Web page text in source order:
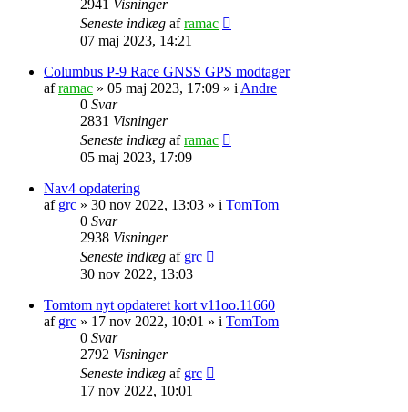
2941 Visninger
Seneste indlæg aframac
07 maj 2023, 14:21
Columbus P-9 Race GNSS GPS modtager
aframac » 05 maj 2023, 17:09 » i Andre
0 Svar
2831 Visninger
Seneste indlæg aframac
05 maj 2023, 17:09
Nav4 opdatering
af grc » 30 nov 2022, 13:03 » i TomTom
0 Svar
2938 Visninger
Seneste indlæg af grc
30 nov 2022, 13:03
Tomtom nyt opdateret kort v11oo.11660
af grc » 17 nov 2022, 10:01 » i TomTom
0 Svar
2792 Visninger
Seneste indlæg af grc
17 nov 2022, 10:01